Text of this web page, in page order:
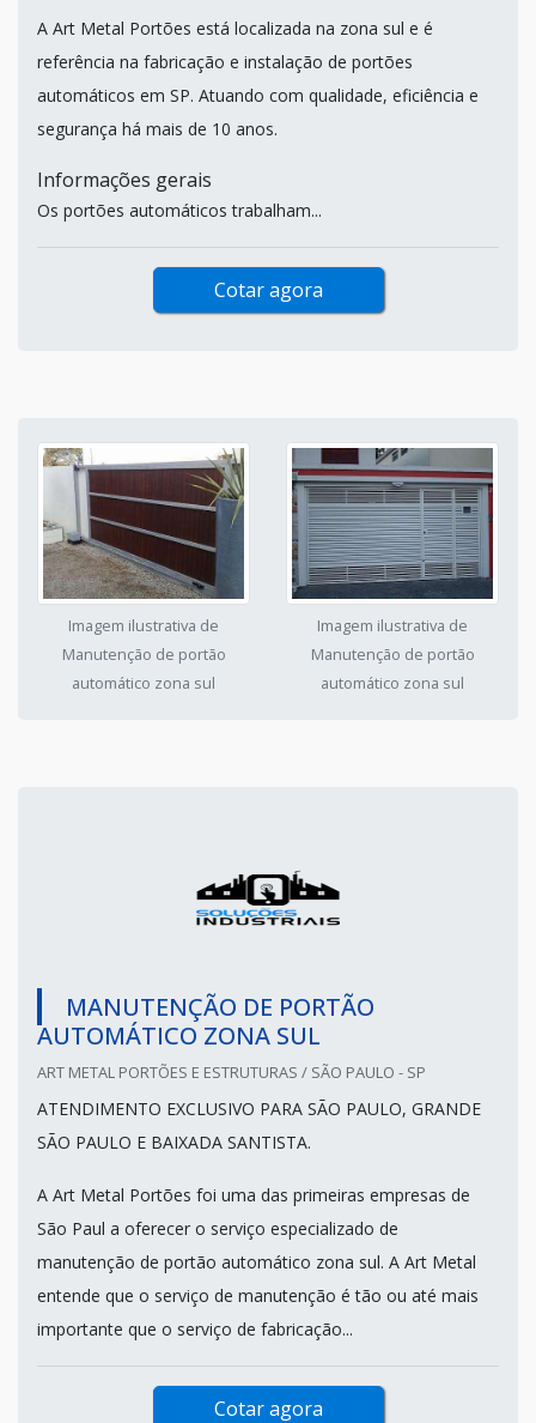
A Art Metal Portões está localizada na zona sul e é
referência na fabricação e instalação de portões
automáticos em SP. Atuando com qualidade, eficiência e
segurança há mais de 10 anos.
Informações gerais
Os portões automáticos trabalham...
Cotar agora
Imagem ilustrativa de
Manutenção de portão
automático zona sul
Imagem ilustrativa de
Manutenção de portão
automático zona sul
MANUTENÇÃO DE PORTÃO
AUTOMÁTICO ZONA SUL
ART METAL PORTÕES E ESTRUTURAS / SÃO PAULO - SP
ATENDIMENTO EXCLUSIVO PARA SÃO PAULO, GRANDE
SÃO PAULO E BAIXADA SANTISTA.
A Art Metal Portões foi uma das primeiras empresas de
São Paul a oferecer o serviço especializado de
manutenção de portão automático zona sul. A Art Metal
entende que o serviço de manutenção é tão ou até mais
importante que o serviço de fabricação...
Cotar agora